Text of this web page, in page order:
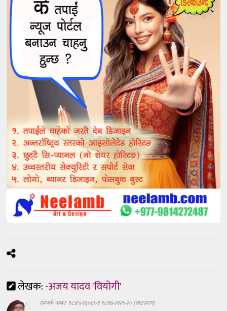
लेखक:-अजय यादव 'वियोगी'
सम्पर्क नम्बरः ९८४५२६०६५१ ९८१७२१२५२० (वाटसएप)